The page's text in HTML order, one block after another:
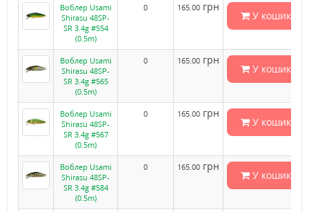
Воблер Usami
Shirasu 48SP-
SR 3.4g #554
(0.5m)
0 165.00 грн
У кошик
Воблер Usami
Shirasu 48SP-
SR 3.4g #565
(0.5m)
0 165.00 грн
У кошик
Воблер Usami
Shirasu 48SP-
SR 3.4g #567
(0.5m)
0 165.00 грн
У кошик
Воблер Usami
Shirasu 48SP-
SR 3.4g #584
(0.5m)
0 165.00 грн
У кошик